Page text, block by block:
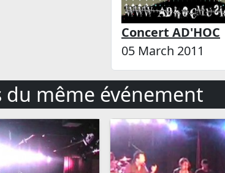
Concert AD'HOC
05 March 2011
du même événement